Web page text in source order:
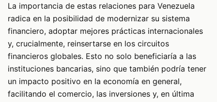
La importancia de estas relaciones para Venezuela
radica en la posibilidad de modernizar su sistema
financiero, adoptar mejores prácticas internacionales
y, crucialmente, reinsertarse en los circuitos
financieros globales. Esto no solo beneficiaría a las
instituciones bancarias, sino que también podría tener
un impacto positivo en la economía en general,
facilitando el comercio, las inversiones y, en última